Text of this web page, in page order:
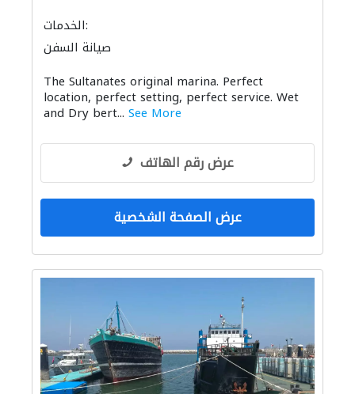
الخدمات:
صيانة السفن
The Sultanates original marina. Perfect
location, perfect setting, perfect service. Wet
and Dry bert... See More
عرض رقم الهاتف
عرض الصفحة الشخصية